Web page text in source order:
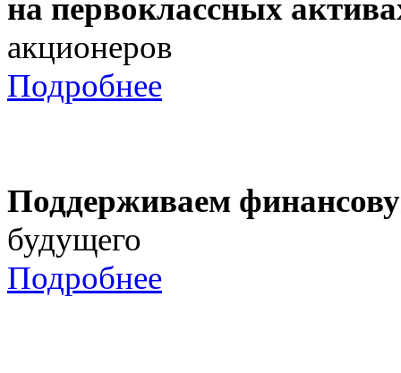
на первоклассных
акционеров
Подробнее
Поддерживаем
будущего
Подробнее